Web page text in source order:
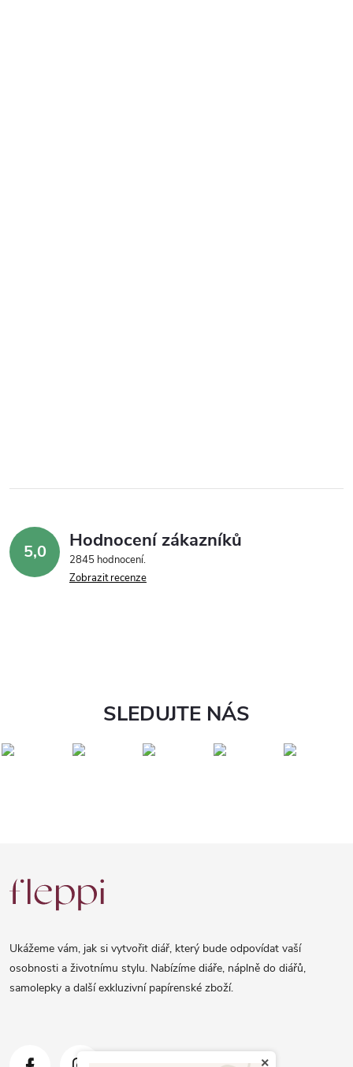
5,0 Hodnocení zákazníků
2845 hodnocení
Zobrazit recenze
SLEDUJTE NÁS
á
Ukážeme vám, jak si vytvořit diář, který bude odpovídat vaší
osobnosti a životnímu stylu. Nabízíme diáře, náplně do diářů,
samolepky a další exkluzivní papírenské zboží.
×